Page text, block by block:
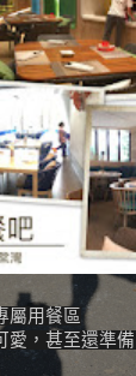
屬用餐區
愛，甚至還準